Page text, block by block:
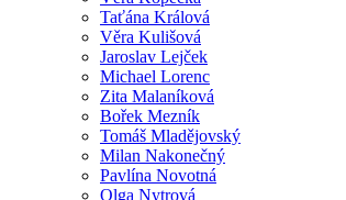
Taťána Králová
Věra Kulišová
Jaroslav Lejček
Michael Lorenc
Zita Malaníková
Bořek Mezník
Tomáš Mladějovský
Milan Nakonečný
Pavlína Novotná
Olga Nytrová